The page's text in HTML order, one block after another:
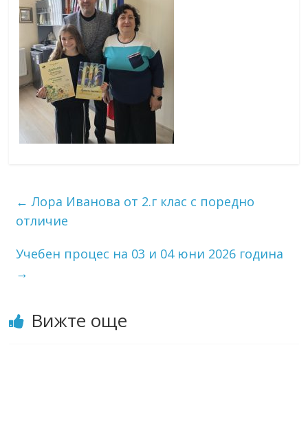
← Лора Иванова от 2.г клас с поредно
отличие
Учебен процес на 03 и 04 юни 2026 година
→
Вижте още